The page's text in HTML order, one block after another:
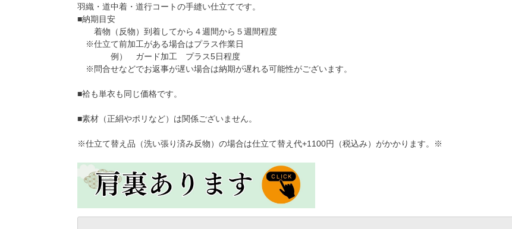
羽織・道中着・道行コートの手縫い仕立てです。
■納期目安
着物（反物）到着してから４週間から５週間程度
※仕立て前加工がある場合はプラス作業日
例） ガード加工 プラス5日程度
※問合せなどでお返事が遅い場合は納期が遅れる可能性がございます。
■袷も単衣も同じ価格です。
■素材（正絹やポリなど）は関係ございません。
※仕立て替え品（洗い張り済み反物）の場合は仕立て替え代+1100円（税込み）がかかります。※